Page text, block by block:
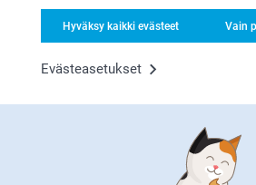
Hyväksy kaikki evästeet Vain
Evästeasetukset
16.6.2026
Painolaatu oli hyvä ja lopputulos